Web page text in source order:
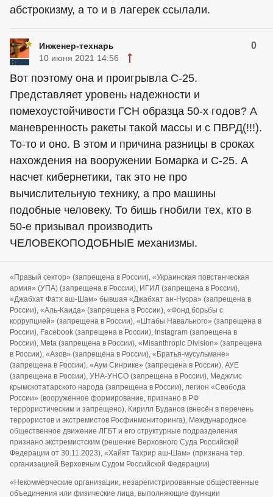
абстрокизму, а то и в лагерек ссылали.
Инженер-технарь 0
10 июня 2021 14:56
Вот поэтому она и проигрывла С-25.
Представляет уровень надежности и
помехоустойчивости ГСН образца 50-х годов? А
маневренность ракеты такой массы и с ПВРД(!!!).
То-то и оно. В этом и причина разницы в сроках
нахождения на вооружении Бомарка и С-25. А
насчет кибернетики, так это не про
вычислительную технику, а про машины
подобные человеку. То бишь гнобили тех, кто в
50-е призывал производить
ЧЕЛОВЕКОПОДОБНЫЕ механизмы.
«Правый сектор» (запрещена в России), «Украинская повстанческая
армия» (УПА) (запрещена в России), ИГИЛ (запрещена в России),
«Джабхат Фатх аш-Шам» бывшая «Джабхат ан-Нусра» (запрещена в
России), «Аль-Каида» (запрещена в России), «Фонд борьбы с
коррупцией» (запрещена в России), «Штабы Навального» (запрещена в
России), Facebook (запрещена в России), Instagram (запрещена в
России), Meta (запрещена в России), «Misanthropic Division» (запрещена
в России), «Азов» (запрещена в России), «Братья-мусульмане»
(запрещена в России), «Аум Синрике» (запрещена в России), АУЕ
(запрещена в России), УНА-УНСО (запрещена в России), Меджлис
крымскотатарского народа (запрещена в России), легион «Свобода
России» (вооруженное формирование, признано в РФ
террористическим и запрещено), Кирилл Буданов (внесён в перечень
террористов и экстремистов Росфинмониторинга), Международное
общественное движение ЛГБТ и его структурные подразделения
признано экстремистским (решение Верховного Суда Российской
Федерации от 30.11.2023), «Хайят Тахрир аш-Шам» (признана тер.
организацией Верховным Судом Российской Федерации)
«Некоммерческие организации, незарегистрированные общественные
объединения или физические лица, выполняющие функции